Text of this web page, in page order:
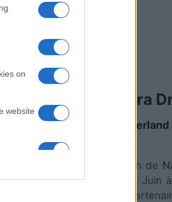
on
website
George-Illawarra
Dragons - Cronulla-Sutherland
BEIN SPORTS . Ce match de
, et aura lieu Dimanche 07 Juin
, rendez-vous chez notre